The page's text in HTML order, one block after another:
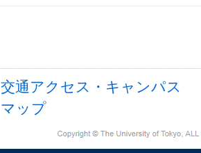
交通アクセス・キャンパス
マップ